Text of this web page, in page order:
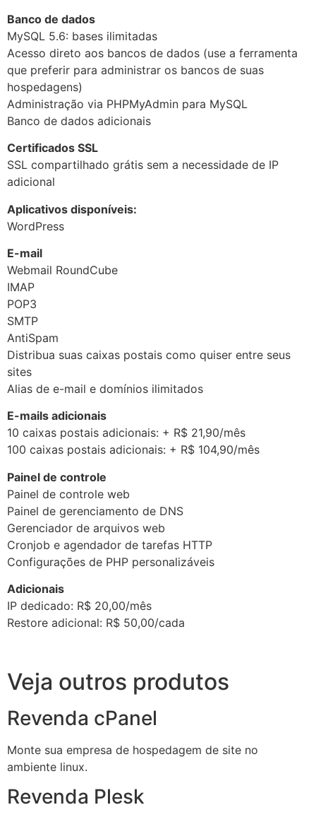
Banco de dados
MySQL 5.6: bases ilimitadas
Acesso direto aos bancos de dados (use a ferramenta
que preferir para administrar os bancos de suas
hospedagens)
Administração via PHPMyAdmin para MySQL
Banco de dados adicionais
Certificados SSL
SSL compartilhado grátis sem a necessidade de IP
adicional
Aplicativos disponíveis:
WordPress
E-mail
Webmail RoundCube
IMAP
POP3
SMTP
AntiSpam
Distribua suas caixas postais como quiser entre seus
sites
Alias de e-mail e domínios ilimitados
E-mails adicionais
10 caixas postais adicionais: + R$ 21,90/mês
100 caixas postais adicionais: + R$ 104,90/mês
Painel de controle
Painel de controle web
Painel de gerenciamento de DNS
Gerenciador de arquivos web
Cronjob e agendador de tarefas HTTP
Configurações de PHP personalizáveis
Adicionais
IP dedicado: R$ 20,00/mês
Restore adicional: R$ 50,00/cada
Veja outros produtos
Revenda cPanel
Monte sua empresa de hospedagem de site no
ambiente linux.
Revenda Plesk